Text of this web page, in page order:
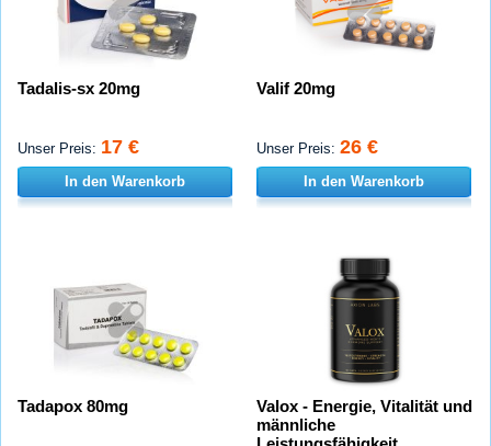
Tadalis-sx 20mg
Unser Preis: 17 €
In den Warenkorb
Valif 20mg
Unser Preis: 26 €
In den Warenkorb
Tadapox 80mg
Valox - Energie, Vitalität und
männliche